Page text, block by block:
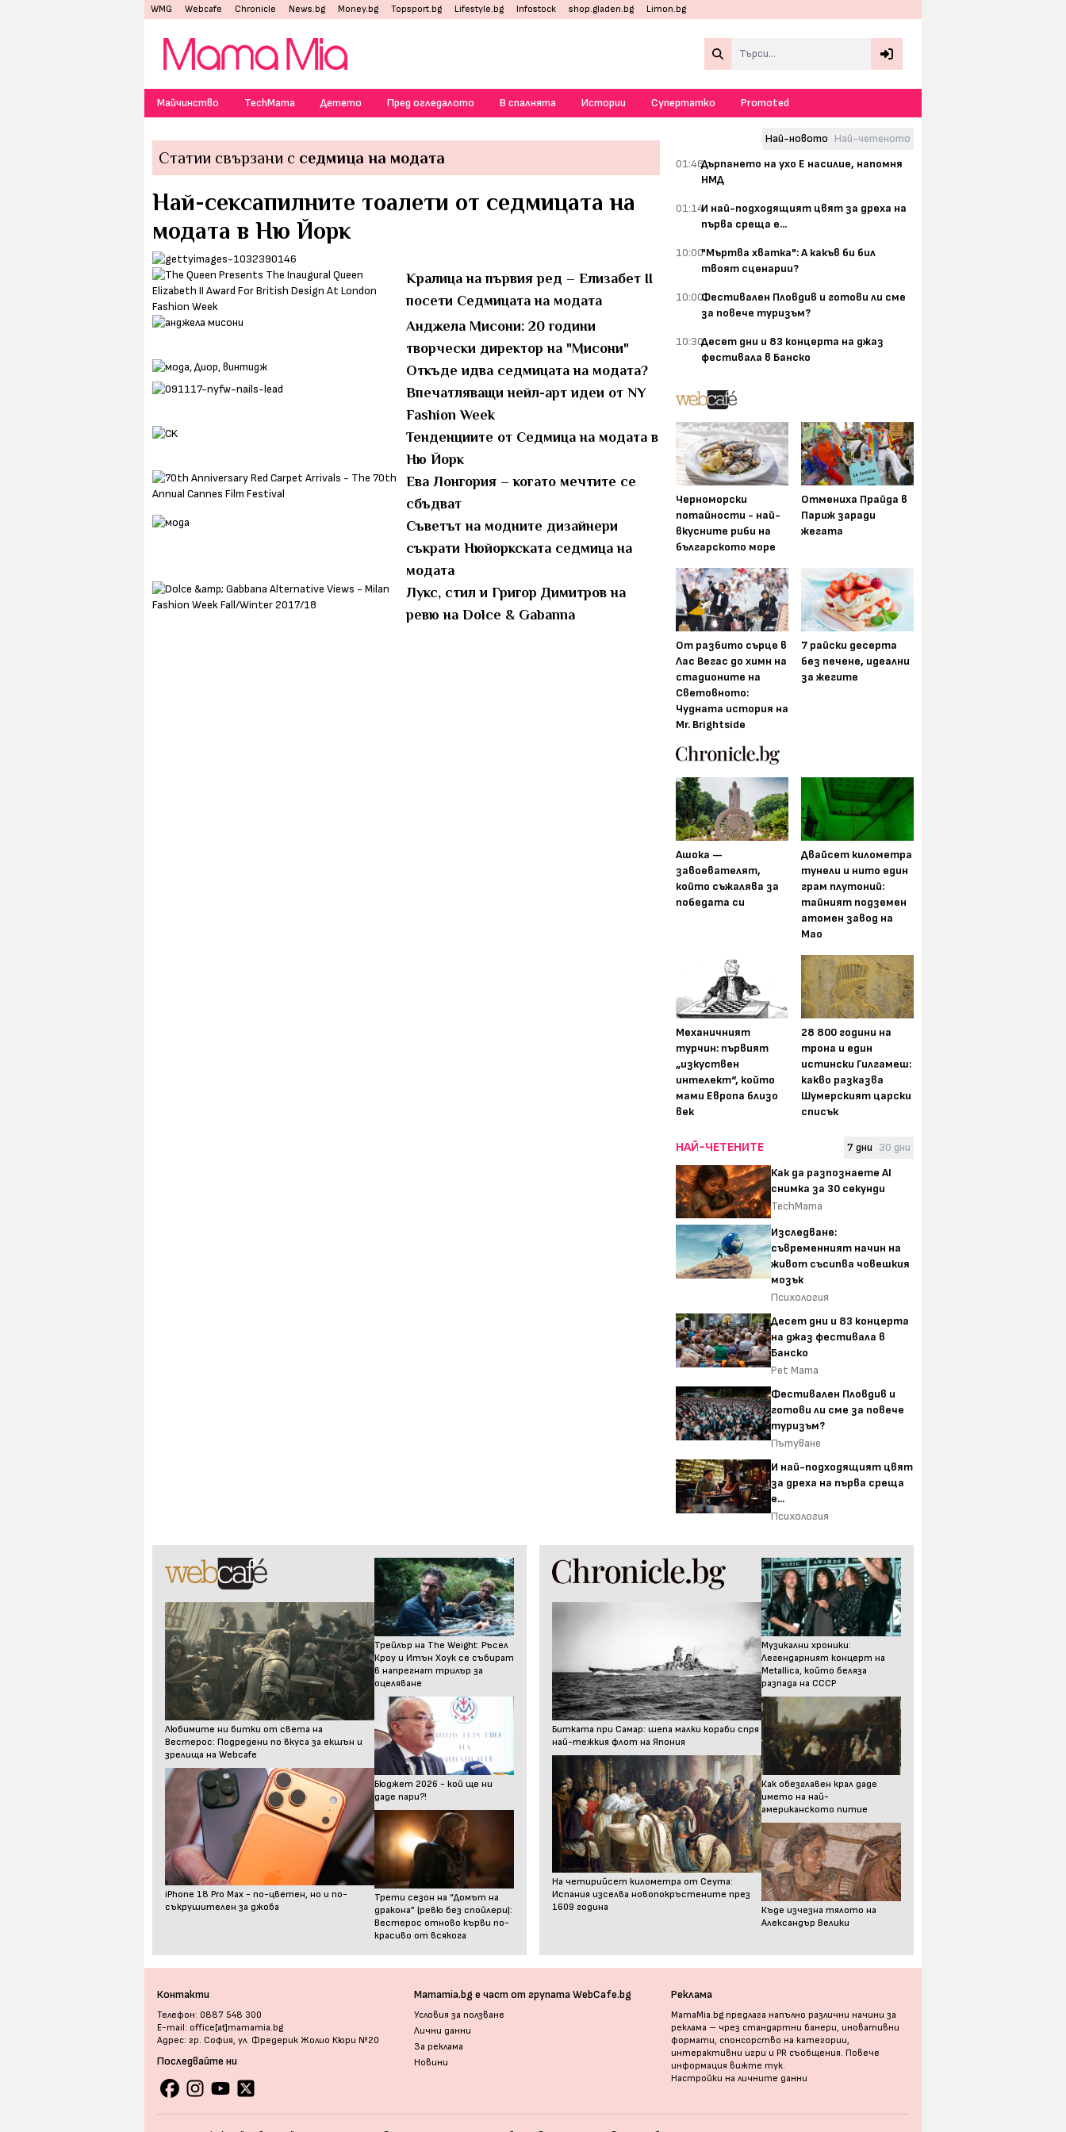
WMG Webcafe Chronicle News.bg Money.bg Topsport.bg Lifestyle.bg Infostock shop.gladen.bg Limon.bg
Майчинство TechMama Детето Пред огледалото В спалнята Истории Супертатко Promoted
Статии свързани с седмица на модата
Най-сексапилните тоалети от седмицата на
модата в Ню Йорк
Кралица на първия ред – Елизабет II
посети Седмицата на модата
Анджела Мисони: 20 години
творчески директор на "Мисони"
Откъде идва седмицата на модата?
Впечатляващи нейл-арт идеи от NY
Fashion Week
Тенденциите от Седмица на модата в
Ню Йорк
Ева Лонгория – когато мечтите се
сбъдват
Съветът на модните дизайнери
съкрати Нюйоркската седмица на
модата
Лукс, стил и Григор Димитров на
ревю на Dolce & Gabanna
Най-новото Най-четеното
01:46Дърпането на ухо Е насилие, напомня
НМД
01:14И най-подходящият цвят за дреха на
първа среща е...
10:00"Мъртва хватка": А какъв би бил
твоят сценарии?
10:00Фестивален Пловдив и готови ли сме
за повече туризъм?
10:30Десет дни и 83 концерта на джаз
фестивала в Банско
Черноморски
потайности - най-
вкусните риби на
българското море
Отмениха Прайда в
Париж заради
жегата
От разбито сърце в
Лас Вегас до химн на
стадионите на
Световното:
Чудната история на
Mr. Brightside
7 райски десерта
без печене, идеални
за жегите
Ашока —
завоевателят,
който съжалява за
победата си
Двайсет километра
тунели и нито един
грам плутоний:
тайният подземен
атомен завод на
Мао
Механичният
турчин: първият
„изкуствен
интелект“, който
мами Европа близо
век
28 800 години на
трона и един
истински Гилгамеш:
какво разказва
Шумерският царски
списък
НАЙ-ЧЕТЕНИТЕ 7 дни 30 дни
Как да разпознаете AI
снимка за 30 секунди
TechMama
Изследване:
съвременният начин на
живот съсипва човешкия
мозък
Психология
Десет дни и 83 концерта
на джаз фестивала в
Банско
Pet Mama
Фестивален Пловдив и
готови ли сме за повече
туризъм?
Пътуване
И най-подходящият цвят
за дреха на първа среща
е...
Психология
Любимите ни битки от света на
Вестерос: Подредени по вкуса за екшън и
зрелища на Webcafe
iPhone 18 Pro Max - по-цветен, но и по-
съкрушителен за джоба
Трейлър на The Weight: Ръсел
Кроу и Итън Хоук се събират
в напрегнат трилър за
оцеляване
Бюджет 2026 - кой ще ни
даде пари?!
Трети сезон на “Домът на
дракона” (ревю без спойлери):
Вестерос отново кърви по-
красиво от всякога
Битката при Самар: шепа малки кораби спря
най-тежкия флот на Япония
На четирийсет километра от Сеута:
Испания изселва новопокръстените през
1609 година
Музикални хроники:
Легендарният концерт на
Metallica, който беляза
разпада на СССР
Как обезглавен крал даде
името на най-
американското питие
Къде изчезна тялото на
Александър Велики
Контакти
Телефон: 0887 548 300
E-mail: office[at]mamamia.bg
Адрес: гр. София, ул. Фредерик Жолио Кюри №20
Последвайте ни
Mamamia.bg е част от групата WebCafe.bg
Условия за ползване
Лични данни
За реклама
Новини
Реклама
MamaMia.bg предлага напълно различни начини за
реклама – чрез стандартни банери, иновативни
формати, спонсорство на категории,
интерактивни игри и PR съобщения. Повече
информация вижте тук.
Настройки на личните данни